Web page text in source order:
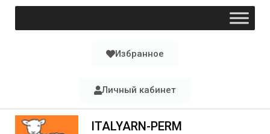
Избранное
Личный кабинет
ITALYARN-PERM